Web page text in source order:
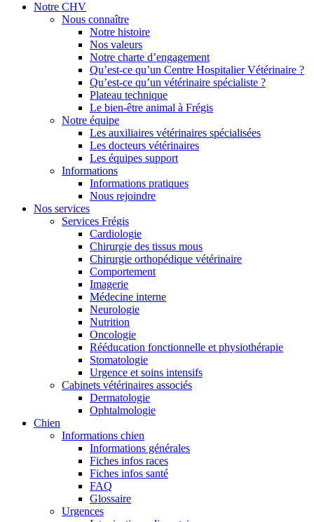
Notre CHV
Nous connaître
Notre histoire
Nos valeurs
Notre charte d’engagement
Qu’est-ce qu’un Centre Hospitalier Vétérinaire ?
Qu’est-ce qu’un vétérinaire spécialiste ?
Plateau technique
Le bien-être animal à Frégis
Notre équipe
Les auxiliaires vétérinaires spécialisées
Les docteurs vétérinaires
Les équipes support
Informations
Informations pratiques
Nous rejoindre
Nos services
Services Frégis
Cardiologie
Chirurgie des tissus mous
Chirurgie orthopédique vétérinaire
Comportement
Imagerie
Médecine interne
Neurologie
Nutrition
Oncologie
Rééducation fonctionnelle et physiothérapie
Stomatologie
Urgence et soins intensifs
Cabinets vétérinaires associés
Dermatologie
Ophtalmologie
Chien
Informations chien
Informations générales
Fiches infos races
Fiches infos santé
FAQ
Glossaire
Urgences